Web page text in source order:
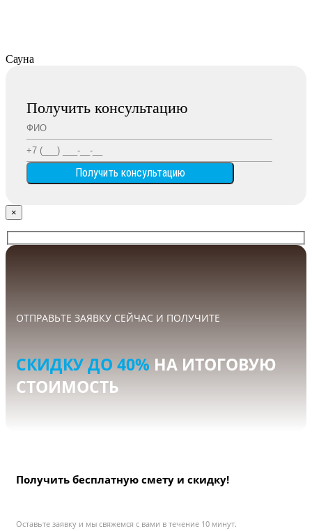
Сауна
Получить консультацию
×
ОТПРАВЬТЕ ЗАЯВКУ СЕЙЧАС И ПОЛУЧИТЕ
СКИДКУ ДО 40% НА ИТОГОВУЮ
СТОИМОСТЬ
Получить бесплатную смету и скидку!
Оставьте заявку и мы свяжемся с вами в течение 10 минут.